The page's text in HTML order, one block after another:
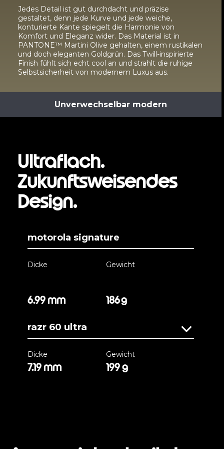
Jedes Detail ist gut durchdacht und präzise
gestaltet, denn jede Kurve und jede weiche,
konturierte Kante spiegelt die Harmonie von
Komfort und Eleganz wider. Das Material ist in
PANTONE™ Martini Olive gehalten, einem rustikalen
und doch eleganten Goldgrün. Das Twill-inspirierte
Finish fühlt sich echt cool an und strahlt die ruhige
Selbstsicherheit von modernem Luxus aus.
Unverwechselbar modern
Ultraflach.
Zukunftsweisendes
Design.
motorola signature
Dicke
6.99 mm
Gewicht
186 g
razr 60 ultra
Dicke
7.19 mm
Gewicht
199 g